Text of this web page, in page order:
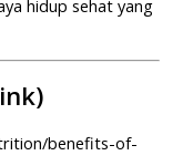
hidup sehat yang
benefits-of-